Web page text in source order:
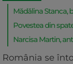
Mădălina Stanca,
Povestea din
Narcisa Martin,
România se